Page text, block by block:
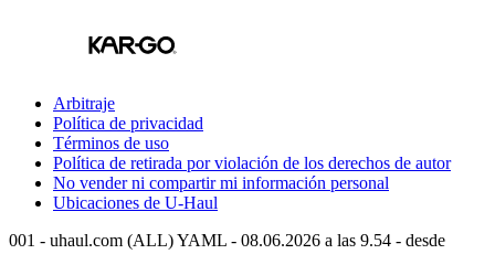
Arbitraje
Política de privacidad
Términos de uso
Política de retirada por violación de los derechos de autor
No vender ni compartir mi información personal
Ubicaciones de U-Haul
001 - uhaul.com (ALL) YAML - 08.06.2026 a las 9.54 - desde